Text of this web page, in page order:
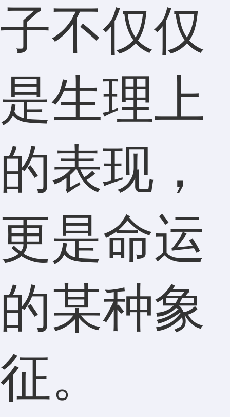
子不仅仅
是生理上
的表现，
更是命运
的某种象
征。